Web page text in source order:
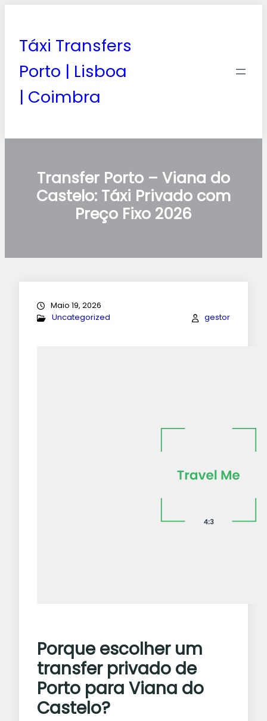
Táxi Transfers
Porto | Lisboa
| Coimbra
Transfer Porto – Viana do
Castelo: Táxi Privado com
Preço Fixo 2026
Maio 19, 2026
Uncategorized
gestor
Porque escolher um
transfer privado de
Porto para Viana do
Castelo?